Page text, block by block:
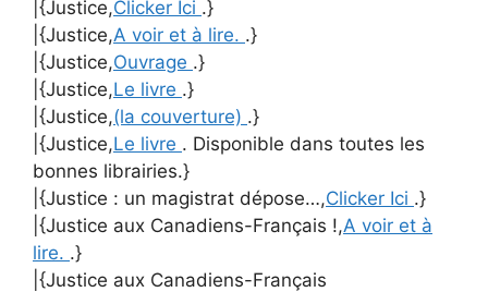
|{Justice,Clicker Ici .}
|{Justice,A voir et à lire. .}
|{Justice,Ouvrage .}
|{Justice,Le livre .}
|{Justice,(la couverture) .}
|{Justice,Le livre . Disponible dans toutes les
bonnes librairies.}
|{Justice : un magistrat dépose…,Clicker Ici .}
|{Justice aux Canadiens-Français !,A voir et à
lire. .}
|{Justice aux Canadiens-Français